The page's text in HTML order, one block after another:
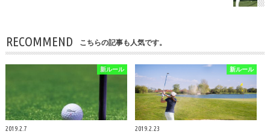
RECOMMEND こちらの記事も人気です。
新ルール
2019.2.7
新ルール
2019.2.23